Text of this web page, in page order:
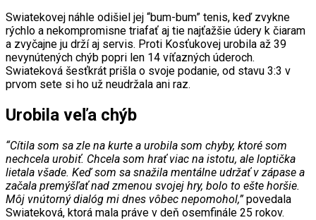
Swiatekovej náhle odišiel jej “bum-bum” tenis, keď zvykne
rýchlo a nekompromisne triafať aj tie najťažšie údery k čiaram
a zvyčajne ju drží aj servis. Proti Kosťukovej urobila až 39
nevynútených chýb popri len 14 víťazných úderoch.
Swiateková šesťkrát prišla o svoje podanie, od stavu 3:3 v
prvom sete si ho už neudržala ani raz.
Urobila veľa chýb
“Cítila som sa zle na kurte a urobila som chyby, ktoré som
nechcela urobiť. Chcela som hrať viac na istotu, ale loptička
lietala všade. Keď som sa snažila mentálne udržať v zápase a
začala premýšľať nad zmenou svojej hry, bolo to ešte horšie.
Môj vnútorný dialóg mi dnes vôbec nepomohol,”povedala
Swiateková, ktorá mala práve v deň osemfinále 25 rokov.